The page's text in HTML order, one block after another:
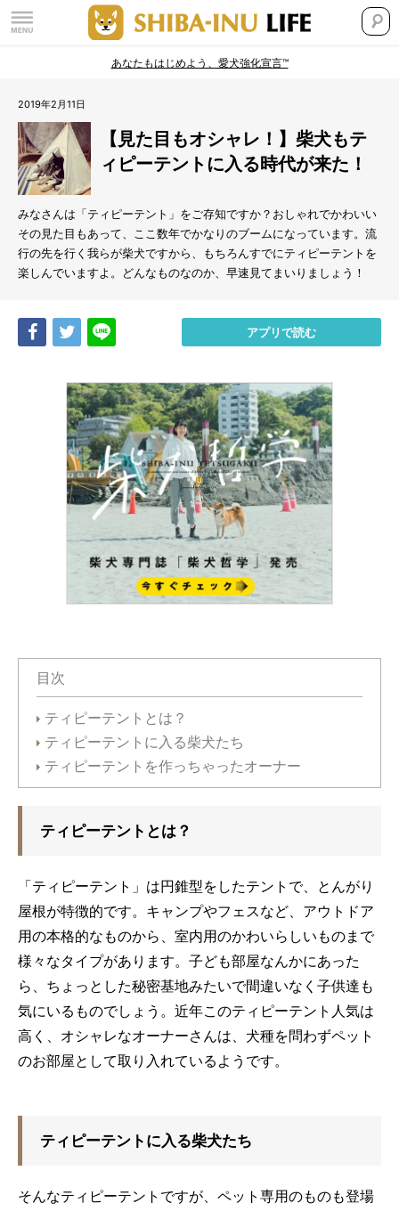
あなたもはじめよう、愛犬強化宣言™
2019年2月11日
【見た目もオシャレ！】柴犬もテ
ィピーテントに入る時代が来た！
みなさんは「ティピーテント」をご存知ですか？おしゃれでかわいい
その見た目もあって、ここ数年でかなりのブームになっています。流
行の先を行く我らが柴犬ですから、もちろんすでにティピーテントを
楽しんでいますよ。どんなものなのか、早速見てまいりましょう！
Share Tweet アプリで読む
目次
ティピーテントとは？
ティピーテントに入る柴犬たち
ティピーテントを作っちゃったオーナー
ティピーテントとは？
「ティピーテント」は円錐型をしたテントで、とんがり
屋根が特徴的です。キャンプやフェスなど、アウトドア
用の本格的なものから、室内用のかわいらしいものまで
様々なタイプがあります。子ども部屋なんかにあった
ら、ちょっとした秘密基地みたいで間違いなく子供達も
気にいるものでしょう。近年このティピーテント人気は
高く、オシャレなオーナーさんは、犬種を問わずペット
のお部屋として取り入れているようです。
ティピーテントに入る柴犬たち
そんなティピーテントですが、ペット専用のものも登場